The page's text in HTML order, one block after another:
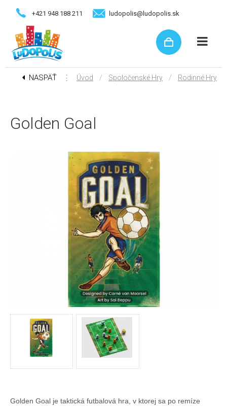
+421 948 188 211 ludopolis@ludopolis.sk
NASPÄŤ ⋮ Úvod / Spoločenské Hry / Rodinné Hry
Golden Goal
Golden Goal je taktická futbalová hra, v ktorej sa po remíze